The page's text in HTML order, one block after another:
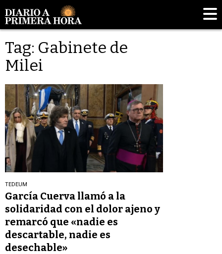
Tag: Gabinete de
Milei
TEDEUM
García Cuerva llamó a la
solidaridad con el dolor ajeno y
remarcó que «nadie es
descartable, nadie es
desechable»